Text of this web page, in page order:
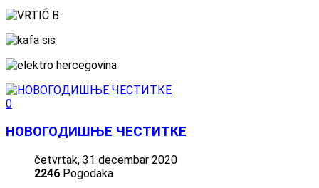
0
НОВОГОДИШЊЕ ЧЕСТИТКЕ
četvrtak, 31 decembar 2020
2246 Pogodaka